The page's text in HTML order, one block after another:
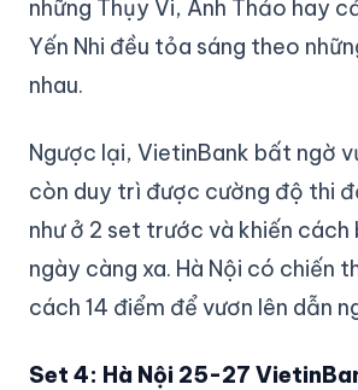
những Thụy Vi, Ánh Thảo hay
Yến Nhi đều tỏa sáng theo
nhau.
Ngược lại, VietinBank bất ngờ
còn duy trì được cường độ thi
như ở 2 set trước và khiến cách
ngày càng xa. Hà Nội có chiến
cách 14 điểm để vươn lên dẫn
Set 4: Hà Nội 25-27